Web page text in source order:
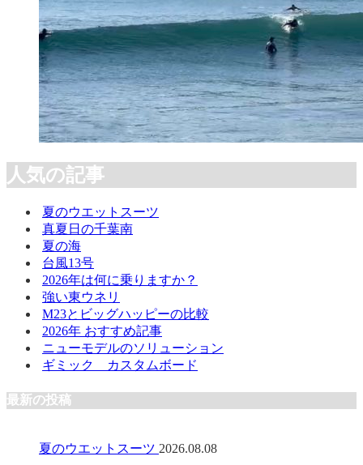
人気の記事
夏のウエットスーツ
真夏日の千葉南
夏の海
台風13号
2026年は何に乗りますか？
強い東ウネリ
M23とビッグハッピーの比較
2026年 おすすめ記事
ニューモデルのソリューション
ギミック カスタムボード
最新の投稿
夏のウエットスーツ 2026.08.08